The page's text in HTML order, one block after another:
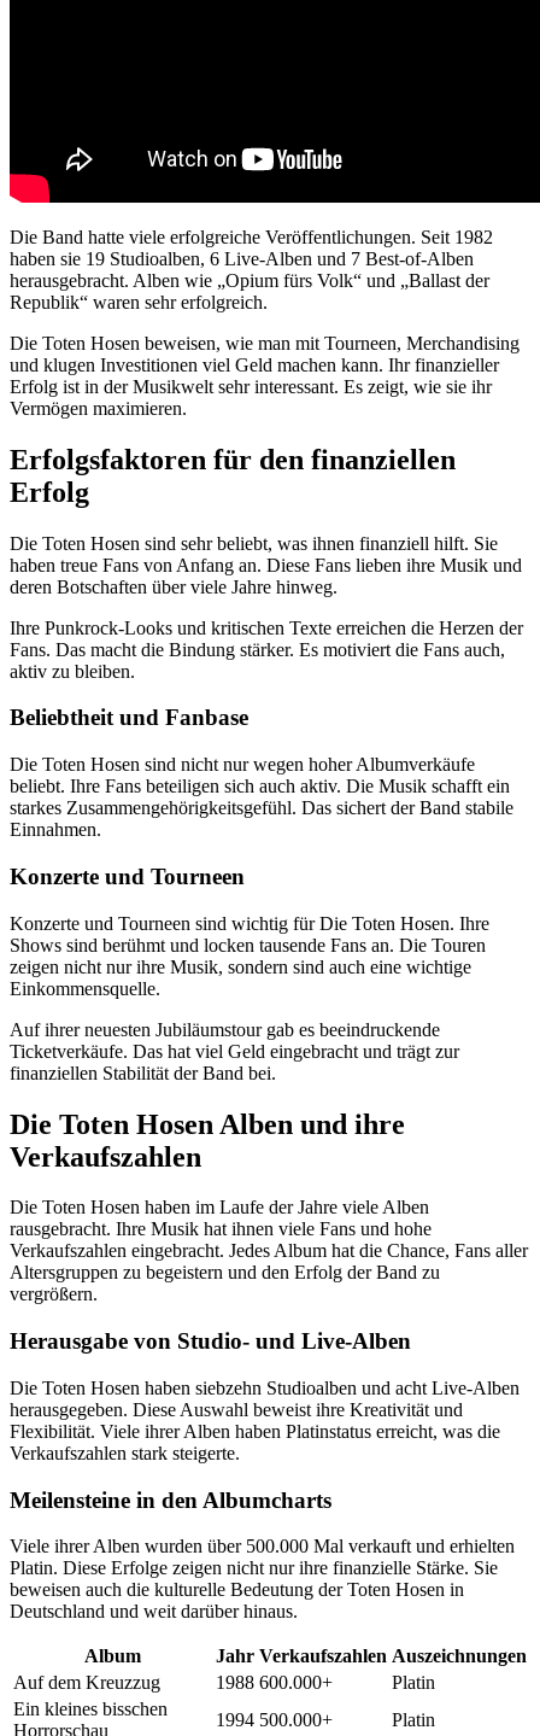
Die Band hatte viele erfolgreiche Veröffentlichungen. Seit 1982
haben sie 19 Studioalben, 6 Live-Alben und 7 Best-of-Alben
herausgebracht. Alben wie „Opium fürs Volk“ und „Ballast der
Republik“ waren sehr erfolgreich.
Die Toten Hosen beweisen, wie man mit Tourneen, Merchandising
und klugen Investitionen viel Geld machen kann. Ihr finanzieller
Erfolg ist in der Musikwelt sehr interessant. Es zeigt, wie sie ihr
Vermögen maximieren.
Erfolgsfaktoren für den finanziellen
Erfolg
Die Toten Hosen sind sehr beliebt, was ihnen finanziell hilft. Sie
haben treue Fans von Anfang an. Diese Fans lieben ihre Musik und
deren Botschaften über viele Jahre hinweg.
Ihre Punkrock-Looks und kritischen Texte erreichen die Herzen der
Fans. Das macht die Bindung stärker. Es motiviert die Fans auch,
aktiv zu bleiben.
Beliebtheit und Fanbase
Die Toten Hosen sind nicht nur wegen hoher Albumverkäufe
beliebt. Ihre Fans beteiligen sich auch aktiv. Die Musik schafft ein
starkes Zusammengehörigkeitsgefühl. Das sichert der Band stabile
Einnahmen.
Konzerte und Tourneen
Konzerte und Tourneen sind wichtig für Die Toten Hosen. Ihre
Shows sind berühmt und locken tausende Fans an. Die Touren
zeigen nicht nur ihre Musik, sondern sind auch eine wichtige
Einkommensquelle.
Auf ihrer neuesten Jubiläumstour gab es beeindruckende
Ticketverkäufe. Das hat viel Geld eingebracht und trägt zur
finanziellen Stabilität der Band bei.
Die Toten Hosen Alben und ihre
Verkaufszahlen
Die Toten Hosen haben im Laufe der Jahre viele Alben
rausgebracht. Ihre Musik hat ihnen viele Fans und hohe
Verkaufszahlen eingebracht. Jedes Album hat die Chance, Fans aller
Altersgruppen zu begeistern und den Erfolg der Band zu
vergrößern.
Herausgabe von Studio- und Live-Alben
Die Toten Hosen haben siebzehn Studioalben und acht Live-Alben
herausgegeben. Diese Auswahl beweist ihre Kreativität und
Flexibilität. Viele ihrer Alben haben Platinstatus erreicht, was die
Verkaufszahlen stark steigerte.
Meilensteine in den Albumcharts
Viele ihrer Alben wurden über 500.000 Mal verkauft und erhielten
Platin. Diese Erfolge zeigen nicht nur ihre finanzielle Stärke. Sie
beweisen auch die kulturelle Bedeutung der Toten Hosen in
Deutschland und weit darüber hinaus.
Album Jahr Verkaufszahlen Auszeichnungen
Auf dem Kreuzzug
1988 600.000+
Platin
Ein kleines bisschen
Horrorschau
1994 500.000+
Platin